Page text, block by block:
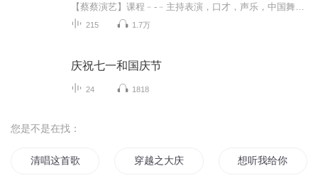
215 1.7万
庆祝七一和国庆节
24 1818
您是不是在找：
清唱这首歌 穿越之大庆帝国 想听我给你唱首